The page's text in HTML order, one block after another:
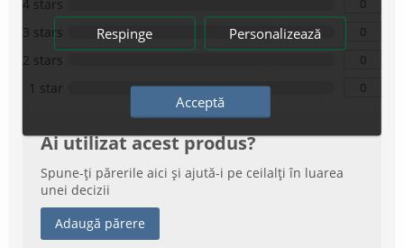
4 stars
3 stars 0
2 stars 0
1 star 0
Ai utilizat acest produs?
Spune-ți părerile aici și ajută-i pe ceilalți în luarea
unei decizii
Adaugă părere
Respinge Personalizează
Acceptă